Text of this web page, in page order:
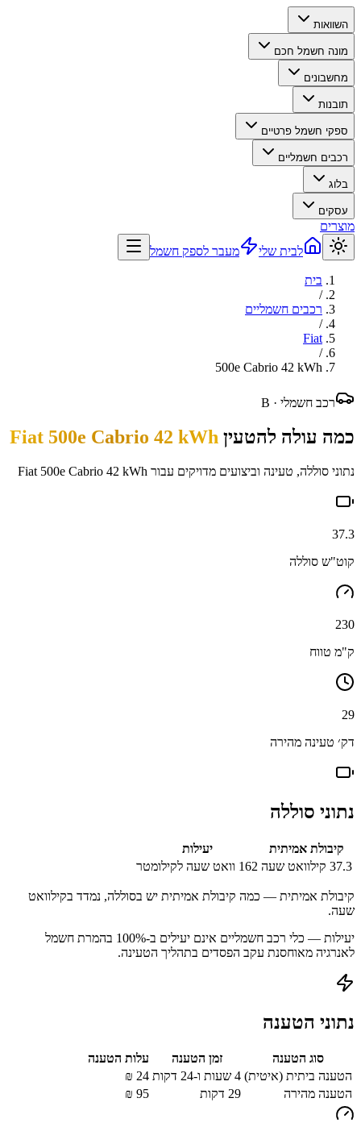
השוואות
מונה חשמל חכם
מחשבונים
תובנות
ספקי חשמל פרטיים
רכבים חשמליים
בלוג
עסקים
מוצרים
לבית שלי
מעבר לספק חשמל
בית
/
רכבים חשמליים
/
Fiat
/
500e Cabrio 42 kWh
רכב חשמלי · B
כמה עולה להטעין Fiat 500e Cabrio 42 kWh
נתוני סוללה, טעינה וביצועים מדויקים עבור Fiat 500e Cabrio 42 kWh
37.3
קוט"ש סוללה
230
ק"מ טווח
29
דק׳ טעינה מהירה
נתוני סוללה
קיבולת אמיתית
יעילות
37.3 קילוואט שעה 162 וואט שעה לקילומטר
קיבולת אמיתית — כמה קיבולת אמיתית יש בסוללה, נמדד בקילוואט
שעה.
יעילות — כלי רכב חשמליים אינם יעילים ב-100% בהמרת חשמל
לאנרגיה מאוחסנת עקב הפסדים בתהליך הטעינה.
נתוני הטענה
סוג הטענה זמן הטענה
עלות הטענה
הטענה ביתית (איטית) 4 שעות ו-24 דקות 24
₪
הטענה מהירה
29 דקות 95
₪